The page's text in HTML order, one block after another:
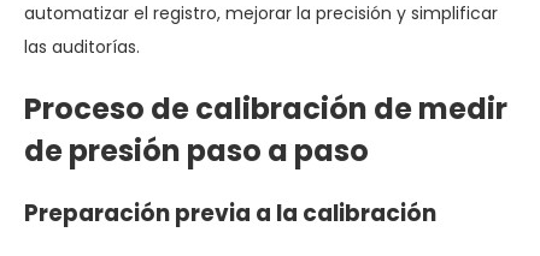
automatizar el registro, mejorar la precisión y simplificar
las auditorías.
Proceso de calibración de medir
de presión paso a paso
Preparación previa a la calibración